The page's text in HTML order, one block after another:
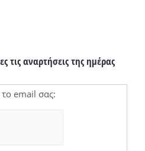
τις αναρτήσεις της ημέρας
email σας: